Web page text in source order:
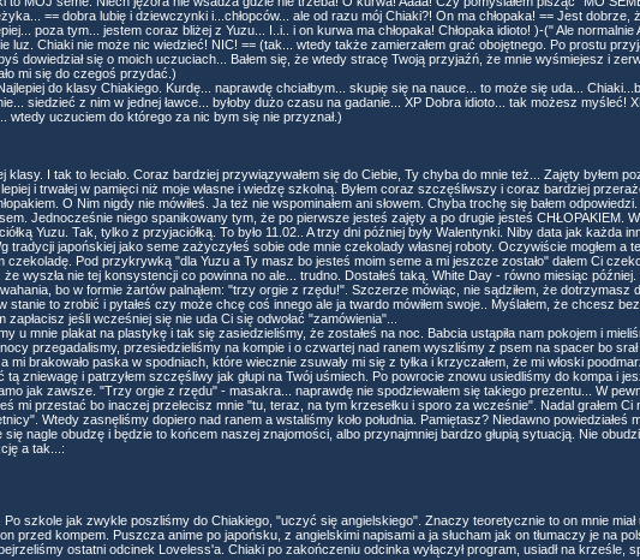
== dobra lubię i dziewczynki i...chłopców... ale od razu mój Chiaki?! On ma chłopaka! == Jest dobrze,
poza tym... jestem coraz bliżej z Yuzu... I..i.. i on kurwa ma chłopaka! Chłopaka idioto! )-(" Ale normalnie
luz. Chiaki nie może nic wiedzieć! NIC! == (tak... wtedy także zamierzałem grać obojętnego. Po prostu
dowiedział się o moich uczuciach... Bałem się, że wtedy stracę Twoją przyjaźń, że mnie wyśmiejesz i
mi się do czegoś przydać.)
do klasy Chiakiego. Kurdę... naprawdę chciałbym... skupię się na nauce... to może się uda...
siedzieć z nim w jednej ławce... byłoby dużo czasu na gadanie... XP Dobra idioto... tak możesz myśleć!
wtedy uczuciem do którego za nic bym się nie przyznał.)
klasy. I tak to leciało. Coraz bardziej przywiązywałem się do Ciebie, Ty chyba do mnie też... Zajęty byłem
i trwałej w pamięci niż moje własne i wiedzę szkolną. Byłem coraz szczęśliwszy i coraz bardziej
O Nim nigdy nie mówiłeś. Ja też nie wspominałem ani słowem. Chyba trochę się bałem
Jednocześnie niego spanikowany tym, że po pierwsze jesteś zajęty a po drugie jesteś CHŁOPAKIEM.
Yuzu. Tak, tylko z przyjaciółką. To było 11.02.. A trzy dni później były Walentynki. Niby data jak każda
tradycji japońskiej jako seme zażyczyłeś sobie ode mnie czekolady własnej roboty. Oczywiście mogłem a
czekoladę. Pod przykrywką "dla Yuzu a Ty masz bo jesteś moim seme a mi jeszcze zostało" dałem Ci
wyszła nie tej konsystencji co powinna no ale... trudno. Dostałeś taką. White Day - równo miesiąc
bo w formie żartów palnąłem: "trzy orgie z rzędu!". Szczerze mówiąc, nie sądziłem, że dotrzymasz
stanie to zrobić i pytałeś czy może chcę coś innego ale ja twardo mówiłem swoje.. Myślałem, że chcesz
jeśli wcześniej się nie uda Ci się odwołać "zamówienia"...
u mnie plakat na plastykę i tak się zasiedzieliśmy, że zostałeś na noc. Babcia ustąpiła nam pokojem i
przegadalismy, przesiedzieliśmy na kompie i o czwartej nad ranem wyszliśmy z psem na spacer bo
mi brakowało paska w spodniach, które wiecznie zsuwały mi się z tyłka i krzyczałem, że mi włoski
tą zniewagę i patrzyłem szczęśliwy jak głupi na Twój uśmiech. Po powrocie znowu usiedliśmy do kompa i
jak zawsze. "Trzy orgie z rzędu" - masakra... naprawdę nie spodziewałem się takiego prezentu... W
mi przestać bo inaczej przelecisz mnie "tu, teraz, na tym krzesełku i sporo za wcześnie". Nadal grałem Ci
Wtedy zasnęliśmy dopiero nad ranem a wstaliśmy koło południa. Pamiętasz? Niedawno powiedziałeś
się nagle obudzę i będzie to końcem naszej znajomości, albo przynajmniej bardzo głupią sytuacją. Nie
a tak...:
szkole jak zwykle poszliśmy do Chiakiego, "uczyć się angielskiego". Znaczy teoretycznie to on mnie
przed kompem. Puszcza anime po japońsku, z angielskimi napisami a ja słucham jak on tłumaczy je na
ostatni odcinek Loveless'a. Chiaki po zakończeniu odcinka wyłączył program, usiadł na krześle,